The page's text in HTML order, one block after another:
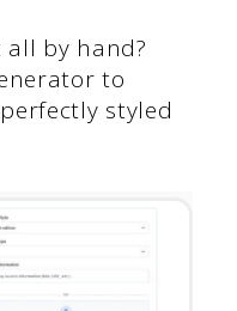
all by hand?
to
styled